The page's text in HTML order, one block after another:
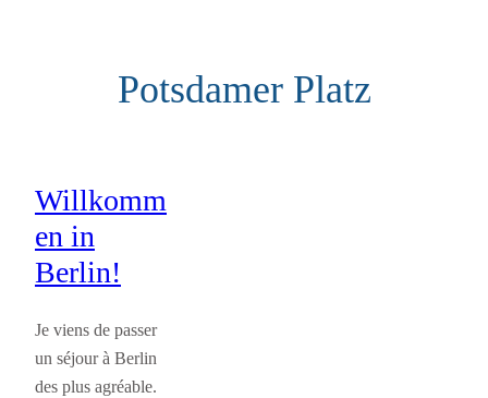
Potsdamer Platz
Willkomm
en in
Berlin!
Je viens de passer
un séjour à Berlin
des plus agréable.